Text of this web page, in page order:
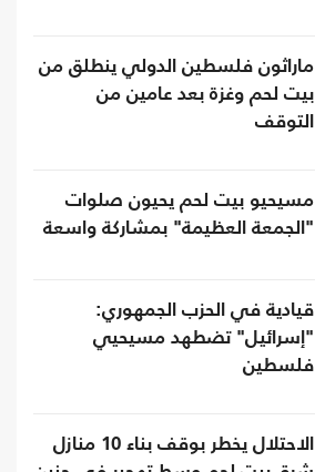
ماراثون فلسطين الدولي ينطلق من
بيت لحم وغزة بعد عامين من
التوقف
مسيحيو بيت لحم يحيون صلوات
"الجمعة العظيمة" بمشاركة واسعة
قيادية في الحزب الجمهوري:
"إسرائيل" تضطهد مسيحيي
فلسطين
الاحتلال يخطر بوقف بناء 10 منازل